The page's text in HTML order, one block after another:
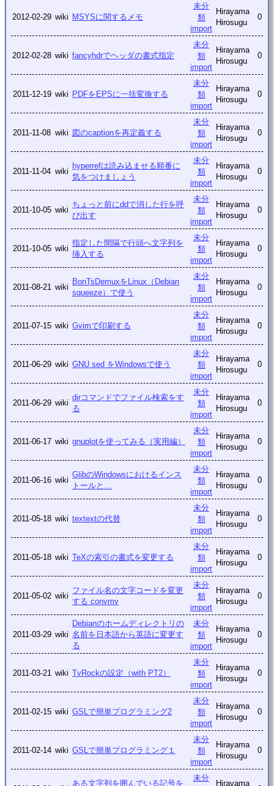
2012-02-29 wiki MSYSに関するメモ
未分
類
import
Hirayama
Hirosugu
0
2012-02-28 wiki fancyhdrでヘッダの書式指定
未分
類
import
Hirayama
Hirosugu
0
2011-12-19 wiki PDFをEPSに一括変換する
未分
類
import
Hirayama
Hirosugu
0
2011-11-08 wiki 図のcaptionを再定義する
未分
類
import
Hirayama
Hirosugu
0
2011-11-04 wiki
hyperrefは読み込ませる順番に
気をつけましょう
未分
類
import
Hirayama
Hirosugu
0
2011-10-05 wiki
ちょっと前にddで消した行を呼
び出す
未分
類
import
Hirayama
Hirosugu
0
2011-10-05 wiki
指定した間隔で行頭へ文字列を
挿入する
未分
類
import
Hirayama
Hirosugu
0
2011-08-21 wiki
BonTsDemuxをLinux（Debian
squeeze）で使う
未分
類
import
Hirayama
Hirosugu
0
2011-07-15 wiki Gvimで印刷する
未分
類
import
Hirayama
Hirosugu
0
2011-06-29 wiki GNU sed をWindowsで使う
未分
類
import
Hirayama
Hirosugu
0
2011-06-29 wiki
dirコマンドでファイル検索をす
る
未分
類
import
Hirayama
Hirosugu
0
2011-06-17 wiki gnuplotを使ってみる（実用編）
未分
類
import
Hirayama
Hirosugu
0
2011-06-16 wiki
GlibのWindowsにおけるインス
トールと…
未分
類
import
Hirayama
Hirosugu
0
2011-05-18 wiki textextの代替
未分
類
import
Hirayama
Hirosugu
0
2011-05-18 wiki TeXの索引の書式を変更する
未分
類
import
Hirayama
Hirosugu
0
2011-05-02 wiki
ファイル名の文字コードを変更
する convmv
未分
類
import
Hirayama
Hirosugu
0
2011-03-29 wiki
Debianのホームディレクトリの
名前を日本語から英語に変更す
る
未分
類
import
Hirayama
Hirosugu
0
2011-03-21 wiki TvRockの設定（with PT2）
未分
類
import
Hirayama
Hirosugu
0
2011-02-15 wiki GSLで簡単プログラミング2
未分
類
import
Hirayama
Hirosugu
0
2011-02-14 wiki GSLで簡単プログラミング１
未分
類
import
Hirayama
Hirosugu
0
ある文字列を囲んでいる記号を
未分
Hirayama